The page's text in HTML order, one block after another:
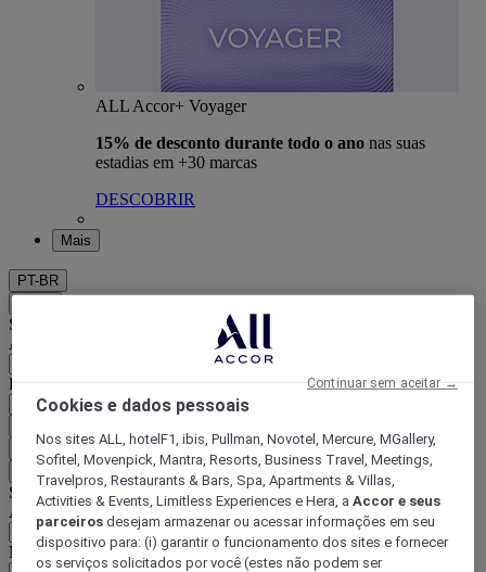
ALL Accor+ Voyager
15% de desconto durante todo o ano nas suas
estadias em +30 marcas
DESCOBRIR
Mais
PT-BR
Selecione seu país e idioma abaixo
Área geográfica
País/região-idioma
EUR (€)
Voltar
Selecione sua moeda abaixo
Área geográfica
Moeda
Cookies e dados pessoais
Nos sites ALL, hotelF1, ibis, Pullman, Novotel, Mercure, MGallery,
Sofitel, Movenpick, Mantra, Resorts, Business Travel, Meetings,
Travelpros, Restaurants & Bars, Spa, Apartments & Villas,
Activities & Events, Limitless Experiences e Hera, aAccor e seus
parceiros desejam armazenar ou acessar informações em seu
dispositivo para: (i) garantir o funcionamento dos sites e fornecer
os serviços solicitados por você (estes não podem ser
Continuar sem aceitar →